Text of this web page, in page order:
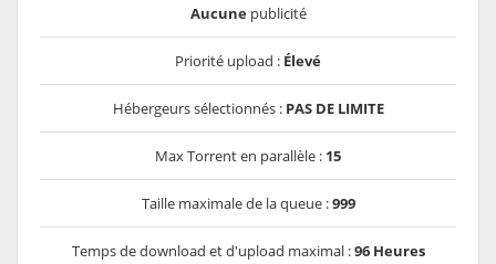
Aucunepublicité
Priorité upload : Élevé
Hébergeurs sélectionnés : PAS DE LIMITE
Max Torrent en parallèle : 15
Taille maximale de la queue :999
Temps de download et d'upload maximal :96 Heures